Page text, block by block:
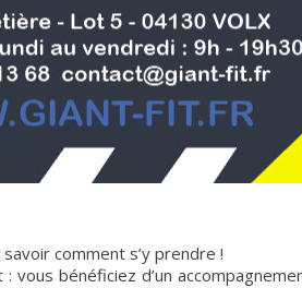
comment s’y prendre !
vous bénéficiez d’un